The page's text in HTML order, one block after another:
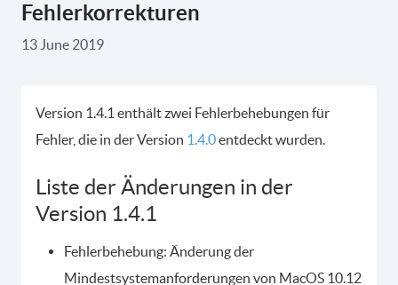
Fehlerkorrekturen
13 June 2019
Version 1.4.1 enthält zwei Fehlerbehebungen für
Fehler, die in der Version 1.4.0entdeckt wurden.
Liste der Änderungen in der
Version 1.4.1
Fehlerbehebung: Änderung der
Mindestsystemanforderungen von MacOS 10.12